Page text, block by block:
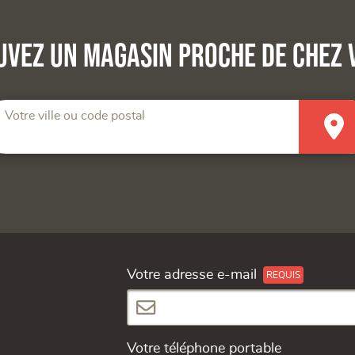
un magasin proche de chez
Votre ville ou code postal
Votre adresse e-mail
Votre téléphone portable